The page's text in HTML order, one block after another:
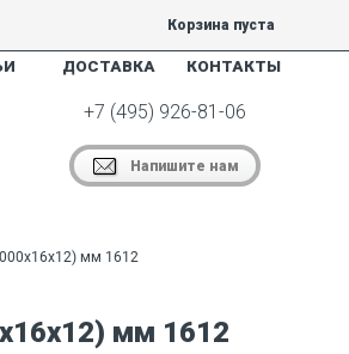
Корзина пуста
ДОСТАВКА КОНТАКТЫ
+7 (495) 926-81-06
Напишите нам
мм 1612
мм 1612